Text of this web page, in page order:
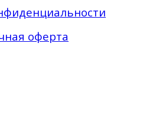
оферта